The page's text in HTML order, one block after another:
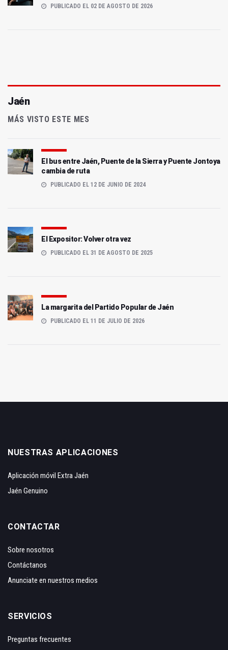
PUBLICADO EL 02 DE AGOSTO DE 2026
Jaén
MÁS VISTO ESTE MES
El bus entre Jaén, Puente de la Sierra y Puente Jontoya
cambia de ruta
PUBLICADO EL 12 DE JUNIO DE 2024
El Expositor: Volver otra vez
PUBLICADO EL 31 DE AGOSTO DE 2025
La margarita del Partido Popular de Jaén
PUBLICADO EL 11 DE JULIO DE 2026
NUESTRAS APLICACIONES
Aplicación móvil Extra Jaén
Jaén Genuino
CONTACTAR
Sobre nosotros
Contáctanos
Anunciate en nuestros medios
SERVICIOS
Preguntas frecuentes